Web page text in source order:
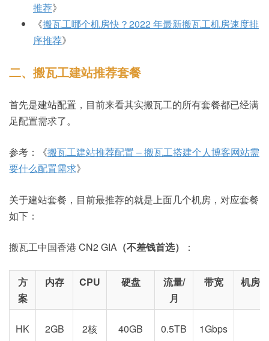
推荐》
《搬瓦工哪个机房快？2022 年最新搬瓦工机房速度排
序推荐》
二、搬瓦工建站推荐套餐
首先是建站配置，目前来看其实搬瓦工的所有套餐都已经满
足配置需求了。
参考：《搬瓦工建站推荐配置 – 搬瓦工搭建个人博客网站需
要什么配置需求》
关于建站套餐，目前最推荐的就是上面几个机房，对应套餐
如下：
搬瓦工中国香港 CN2 GIA （不差钱首选） ：
方
案
内存 CPU 硬盘
流量/
月
带宽 机房
HK 2GB 2核 40GB 0.5TB
1Gbps